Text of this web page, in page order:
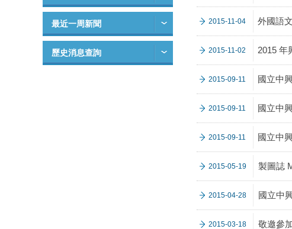
最近一周新聞
歷史消息查詢
2015-11-04 外國語
2015-11-02 2015 年
2015-09-11 國立中
2015-09-11 國立中
2015-09-11 國立中
2015-05-19 製圖誌
2015-04-28 國立中
2015-03-18 敬邀參